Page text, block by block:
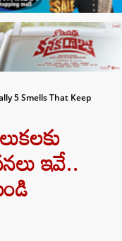
5 Smells That Keep
ఇవే..